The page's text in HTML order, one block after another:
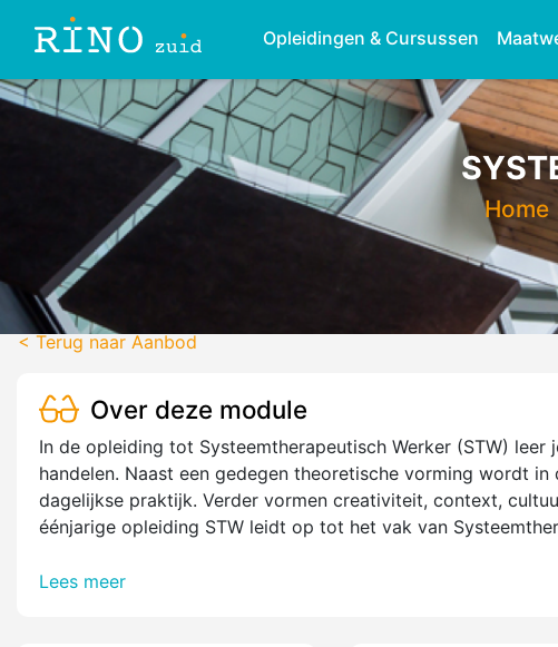
Opleidingen & Cursussen
Home
< Terug naar Aanbod
Over deze module
In de opleiding tot Systeemtherapeutisch Werker (STW) leer
handelen. Naast een gedegen theoretische vorming wordt
dagelijkse praktijk. Verder vormen creativiteit, context,
éénjarige opleiding STW leidt op tot het vak van
Lees meer